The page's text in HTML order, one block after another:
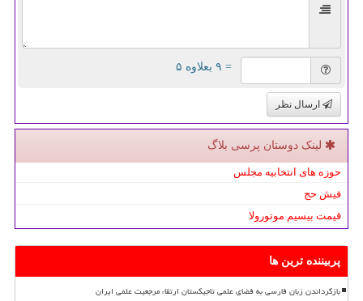
= ۹ بعلاوه ۵
ارسال نظر
لینک دوستان پرسی بلاگ
حوزه های انتخابیه مجلس
فیش حج
قیمت بیسیم موتورولا
پربیننده ترین ها
بازگرداندن زبان فارسی به فضای علمی تاجیکستان ارتقاء مرجعیت علمی ایران